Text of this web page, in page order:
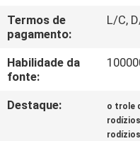
CONTACTE-
NOS
UMAS
Termos de
pagamento:
L/C,
Habilidade da
fonte:
Destaque: o trole